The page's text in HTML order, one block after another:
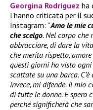
Georgina Rodriguez ha
l’hanno criticata per il
Instagram: “Amo le mie
che scelgo. Nel corpo che
abbracciare, di dare la
che merita rispetto,
questi giorni ho visto
scattate su una barca.
invece, mi difende. Il mio
di tutte le donne. E spero
perché significherà che